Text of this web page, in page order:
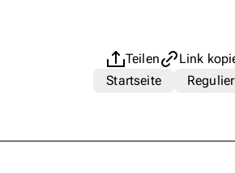
Teilen
Link
Startseite